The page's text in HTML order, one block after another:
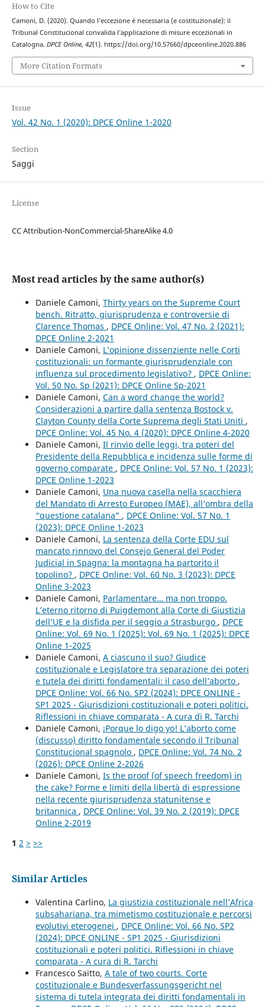
How to Cite
Camoni, D. (2020). Quando l’eccezione è necessaria (e costituzionale): il
Tribunal Constitucional convalida l’applicazione di misure eccezionali in
Catalogna. DPCE Online, 42(1). https://doi.org/10.57660/dpceonline.2020.886
More Citation Formats
Issue
Vol. 42 No. 1 (2020): DPCE Online 1-2020
Section
Saggi
License
CC Attribution-NonCommercial-ShareAlike 4.0
Most read articles by the same author(s)
Daniele Camoni, Thirty years on the Supreme Court
bench. Ritratto, giurisprudenza e controversie di
Clarence Thomas , DPCE Online: Vol. 47 No. 2 (2021):
DPCE Online 2-2021
Daniele Camoni, L’opinione dissenziente nelle Corti
costituzionali: un formante giurisprudenziale con
influenza sul procedimento legislativo? , DPCE Online:
Vol. 50 No. Sp (2021): DPCE Online Sp-2021
Daniele Camoni, Can a word change the world?
Considerazioni a partire dalla sentenza Bostock v.
Clayton County della Corte Suprema degli Stati Uniti ,
DPCE Online: Vol. 45 No. 4 (2020): DPCE Online 4-2020
Daniele Camoni, Il rinvio delle leggi, tra poteri del
Presidente della Repubblica e incidenza sulle forme di
governo comparate , DPCE Online: Vol. 57 No. 1 (2023):
DPCE Online 1-2023
Daniele Camoni, Una nuova casella nella scacchiera
del Mandato di Arresto Europeo (MAE), all’ombra della
“questione catalana” , DPCE Online: Vol. 57 No. 1
(2023): DPCE Online 1-2023
Daniele Camoni, La sentenza della Corte EDU sul
mancato rinnovo del Consejo General del Poder
Judicial in Spagna: la montagna ha partorito il
topolino? , DPCE Online: Vol. 60 No. 3 (2023): DPCE
Online 3-2023
Daniele Camoni, Parlamentare… ma non troppo.
L’eterno ritorno di Puigdemont alla Corte di Giustizia
dell’UE e la disfida per il seggio a Strasburgo , DPCE
Online: Vol. 69 No. 1 (2025): Vol. 69 No. 1 (2025): DPCE
Online 1-2025
Daniele Camoni, A ciascuno il suo? Giudice
costituzionale e Legislatore tra separazione dei poteri
e tutela dei diritti fondamentali: il caso dell’aborto ,
DPCE Online: Vol. 66 No. SP2 (2024): DPCE ONLINE -
SP1 2025 - Giurisdizioni costituzionali e poteri politici.
Riflessioni in chiave comparata - A cura di R. Tarchi
Daniele Camoni, ¡Porque lo digo yo! L’aborto come
(discusso) diritto fondamentale secondo il Tribunal
Constitucional spagnolo , DPCE Online: Vol. 74 No. 2
(2026): DPCE Online 2-2026
Daniele Camoni, Is the proof (of speech freedom) in
the cake? Forme e limiti della libertà di espressione
nella recente giurisprudenza statunitense e
britannica , DPCE Online: Vol. 39 No. 2 (2019): DPCE
Online 2-2019
1 2 > >>
Similar Articles
Valentina Carlino, La giustizia costituzionale nell’Africa
subsahariana, tra mimetismo costituzionale e percorsi
evolutivi eterogenei , DPCE Online: Vol. 66 No. SP2
(2024): DPCE ONLINE - SP1 2025 - Giurisdizioni
costituzionali e poteri politici. Riflessioni in chiave
comparata - A cura di R. Tarchi
Francesco Saitto, A tale of two courts. Corte
costituzionale e Bundesverfassungsgericht nel
sistema di tutela integrata dei diritti fondamentali in